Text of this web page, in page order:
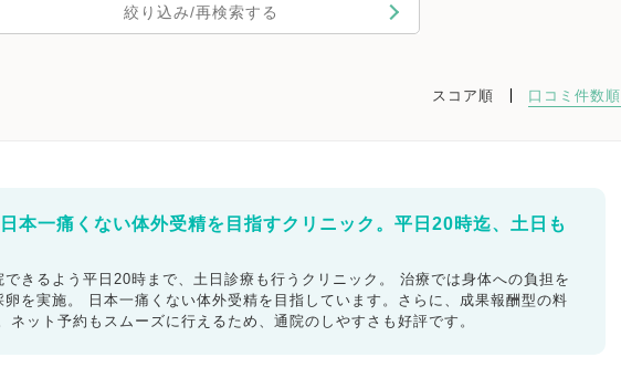
絞り込み/再検索する
スコア順 口コミ件数順
本一痛くない体外受精を目指すクリニック。平日20時迄、土日も
きるよう平日20時まで、土日診療も行うクリニック。 治療では身体への負担を
を実施。 日本一痛くない体外受精を目指しています。さらに、成果報酬型の料
ネット予約もスムーズに行えるため、通院のしやすさも好評です。